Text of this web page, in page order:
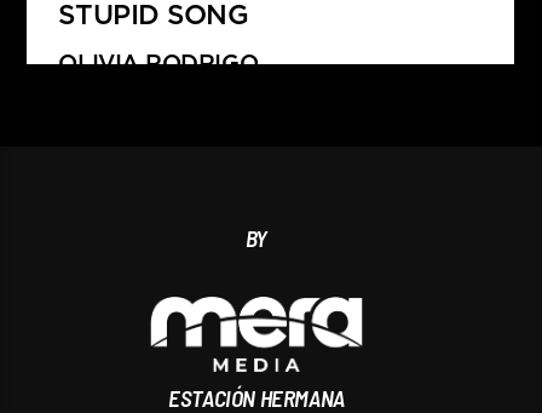
STUPID SONG
OLIVIA RODRIGO
BY
ESTACIÓN HERMANA